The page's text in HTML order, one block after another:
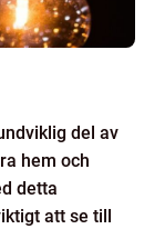
del av
hem och
detta
att se till